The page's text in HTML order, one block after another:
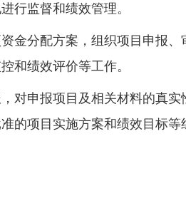
行监督和绩效管理。
金分配方案，组织项目申报
和绩效评价等工作。
对申报项目及相关材料的真
的项目实施方案和绩效目标